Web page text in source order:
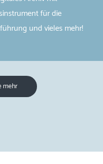
für die
und vieles mehr!
mehr